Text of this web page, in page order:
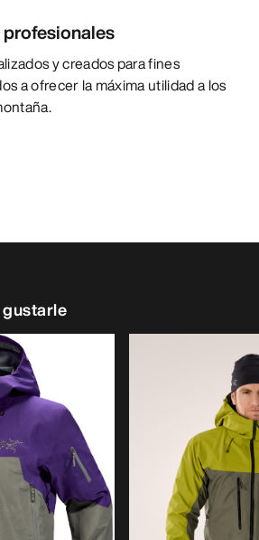
y creados para fines
a ofrecer la máxima utilidad a los